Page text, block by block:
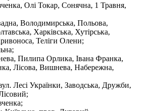
Олі Токар, Сонячна, 1 Травня,
Володимирська, Польова,
Харківська, Хутірська,
Теліги Олени;
Пилипа Орлика, Івана Франка,
Лісова, Вишнева, Набережна,
Лесі Українки, Заводська, Дружби,